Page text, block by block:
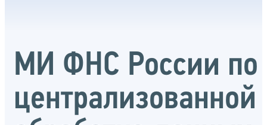
МИ ФНС России по
централизованной